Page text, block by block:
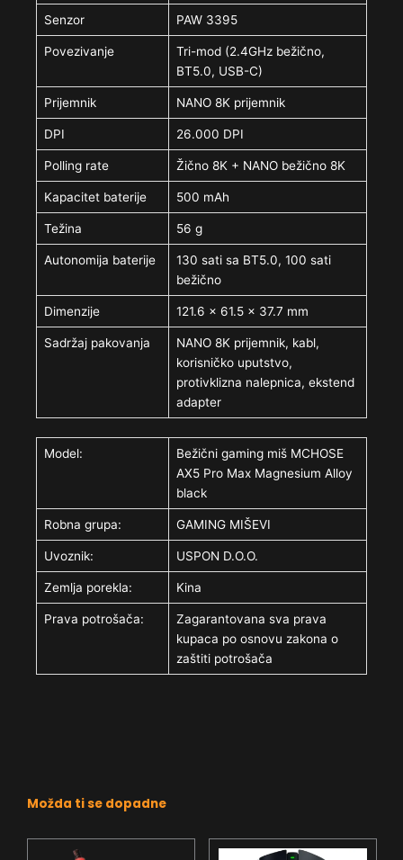
Senzor PAW 3395
Povezivanje
Tri-mod (2.4GHz bežično,
BT5.0, USB-C)
Prijemnik NANO 8K prijemnik
DPI 26.000 DPI
Polling rate Žično 8K + NANO bežično 8K
Kapacitet baterije 500 mAh
Težina 56 g
Autonomija baterije
130 sati sa BT5.0, 100 sati
bežično
Dimenzije 121.6 × 61.5 × 37.7 mm
Sadržaj pakovanja
NANO 8K prijemnik, kabl,
korisničko uputstvo,
protivklizna nalepnica, ekstend
adapter
Model:
Bežični gaming miš MCHOSE
AX5 Pro Max Magnesium Alloy
black
Robna grupa: GAMING MIŠEVI
Uvoznik: USPON D.O.O.
Zemlja porekla: Kina
Prava potrošača:
Zagarantovana sva prava
kupaca po osnovu zakona o
zaštiti potrošača
Možda ti se dopadne